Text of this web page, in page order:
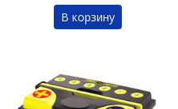
В корзину